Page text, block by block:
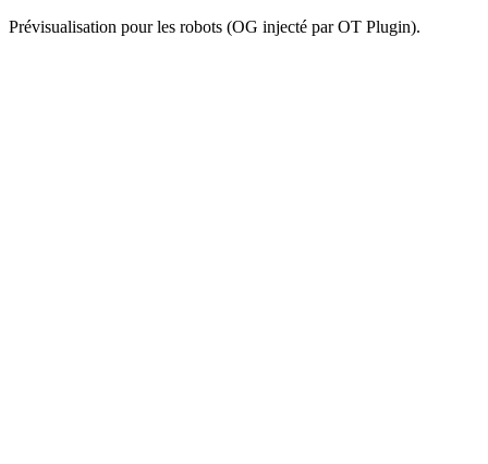
Prévisualisation pour les robots (OG injecté par OT Plugin).